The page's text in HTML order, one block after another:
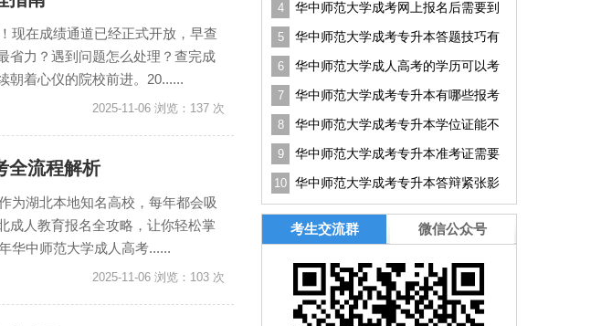
现在成绩通道已经正式开放，早查
省力？遇到问题怎么处理？查完成
朝着心仪的院校前进。20......
2025-11-06 浏览：137 次
全流程解析
为湖北本地知名高校，每年都会吸
成人教育报名全攻略，让你轻松掌
华中师范大学成人高考......
2025-11-06 浏览：103 次
4
华中师范大学成考网上报名后需要到
现场确认吗?
5
华中师范大学成考专升本答题技巧有
哪些？如何提升答题效率？
6
华中师范大学成人高考的学历可以考
研吗？有用吗？
7
华中师范大学成考专升本有哪些报考
条件？
8
华中师范大学成考专升本学位证能不
能申请？实用技巧
9
华中师范大学成考专升本准考证需要
打多少份？没带能进吗？
10 华中师范大学成考专升本答辩紧张影
响结果怎么办？实用技巧分享
考生交流群 微信公众号